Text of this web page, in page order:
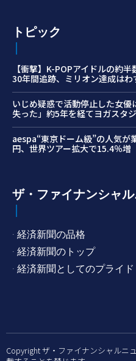
トピック
【衝撃】K-POPアイドルの約
30年間追跡、ミリオン達成はわ
いじめ疑惑で活動停止した女
失った」約5年を経てヨガスタ
aespa“東京ドーム級”の人気
円、世界ツアー拡大で15.4％増
ザ・ファイナンシャ
· 経済新聞の品格
· 経済新聞のトップ
· 経済新聞としてのプライド
Copyright ザ・ファイナンシャルニ